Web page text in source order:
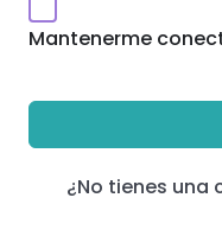
Mantenerme
¿No tienes una